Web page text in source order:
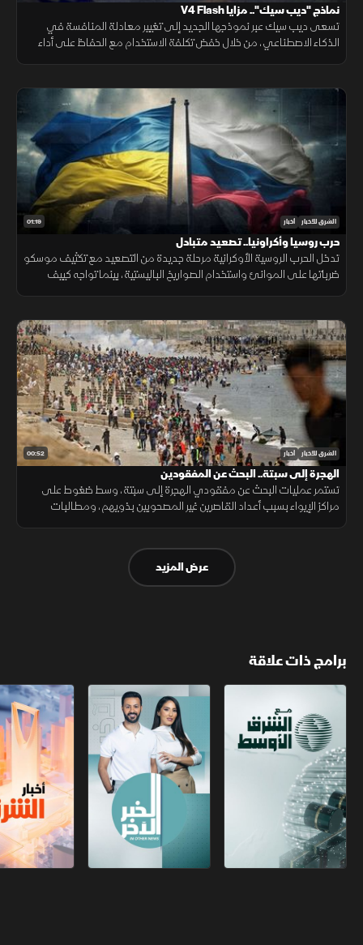
نماذج "ديب سيك".. مزايا V4 Flash
تسعى ديب سيك عبر نموذجها الجديد إلى تغيير معادلة المنافسة في
الذكاء الاصطناعي، من خلال خفض تكلفة الاستخدام مع الحفاظ على أداء
01:19 الشرق للأخبار أخبار
حرب روسيا وأكراونيا.. تصعيد متبادل
تدخل الحرب الروسية الأوكرانية مرحلة جديدة من التصعيد مع تكثيف موسكو
ضرباتها على الموانئ واستخدام الصواريخ الباليستية، بينما تواجه كييف
00:52 الشرق للأخبار أخبار
الهجرة إلى سبتة.. البحث عن المفقودين
تستمر عمليات البحث عن مفقودي الهجرة إلى سبتة، وسط ضغوط على
مراكز الإيواء بسبب أعداد القاصرين غير المصحوبين بذويهم، ومطالبات
عرض المزيد
برامج ذات علاقة
مع الشرق الأوسط الخبر الآخر أخبار الشرق